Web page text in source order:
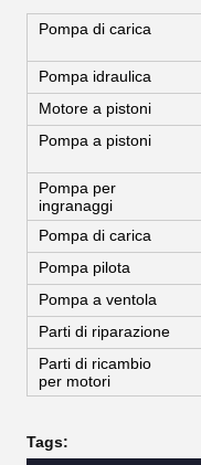
Pompa di carica
Pompa idraulica
Motore a pistoni
Pompa a pistoni
Pompa per
ingranaggi
Pompa di carica
Pompa pilota
Pompa a ventola
Parti di riparazione
Parti di ricambio
per motori
Tags: